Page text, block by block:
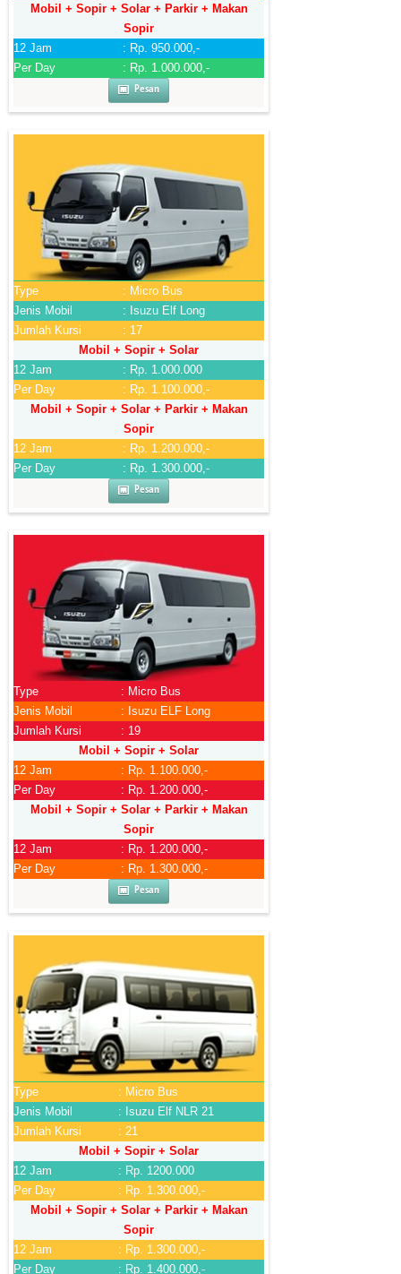
Mobil + Sopir + Solar + Parkir + Makan
Sopir
12 Jam
: Rp. 950.000,-
Per Day
: Rp. 1.000.000,-
Pesan
Type
: Micro Bus
Jenis Mobil
: Isuzu Elf Long
Jumlah Kursi
: 17
Mobil + Sopir + Solar
12 Jam
: Rp. 1.000.000
Per Day
: Rp. 1.100.000,-
Mobil + Sopir + Solar + Parkir + Makan
Sopir
12 Jam
: Rp. 1.200.000,-
Per Day
: Rp. 1.300.000,-
Pesan
Type
: Micro Bus
Jenis Mobil
: Isuzu ELF Long
Jumlah Kursi
: 19
Mobil + Sopir + Solar
12 Jam
: Rp. 1.100.000,-
Per Day
: Rp. 1.200.000,-
Mobil + Sopir + Solar + Parkir + Makan
Sopir
12 Jam
: Rp. 1.200.000,-
Per Day
: Rp. 1.300.000,-
Pesan
Type
: Micro Bus
Jenis Mobil
: Isuzu Elf NLR 21
Jumlah Kursi
: 21
Mobil + Sopir + Solar
12 Jam
: Rp. 1200.000
Per Day
: Rp. 1.300.000,-
Mobil + Sopir + Solar + Parkir + Makan
Sopir
12 Jam
: Rp. 1.300.000,-
Per Day
: Rp. 1.400.000,-